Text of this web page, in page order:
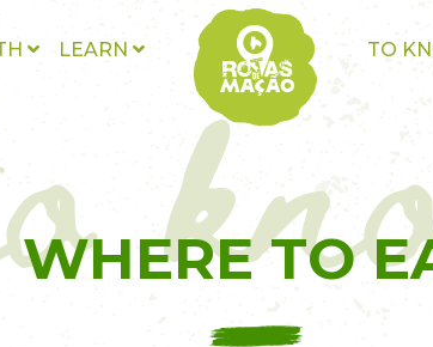
LEARN TO
WHERE TO